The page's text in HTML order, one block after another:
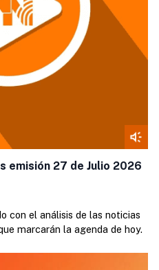
emisión 27 de Julio 2026
con el análisis de las noticias
marcarán la agenda de hoy.